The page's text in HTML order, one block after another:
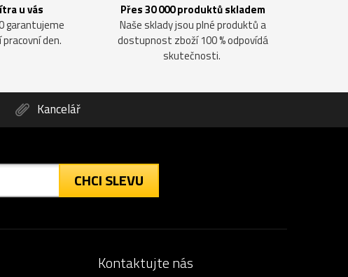
u vás
garantujeme
den.
Přes 30 000 produktů skladem
Naše sklady jsou plné produktů a
dostupnost zboží 100 % odpovídá
skutečnosti.
Kancelář
CHCI SLEVU
Kontaktujte nás